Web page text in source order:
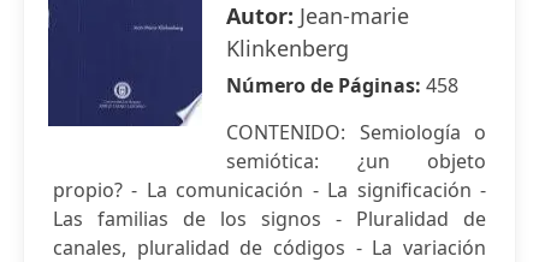
Autor: Jean-marie
Klinkenberg
Número de Páginas: 458
CONTENIDO: Semiología o
semiótica: ¿un objeto
propio? - La comunicación - La significación -
Las familias de los signos - Pluralidad de
canales, pluralidad de códigos - La variación